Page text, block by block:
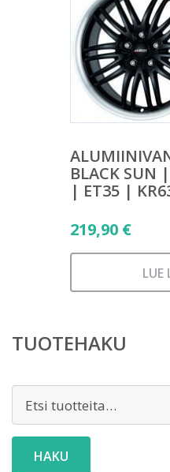
BLACK SUN
| ET35 |
219,90 €
LUE
TUOTEHAKU
HAKU